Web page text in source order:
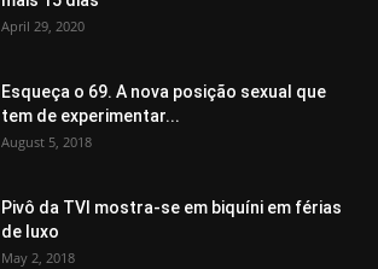
April 29, 2020
Esqueça o 69. A nova posição sexual que
tem de experimentar...
August 5, 2018
Pivô da TVI mostra-se em biquíni em férias
de luxo
May 2, 2018